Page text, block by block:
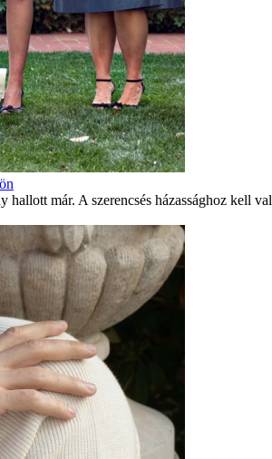
már. A szerencsés házassághoz